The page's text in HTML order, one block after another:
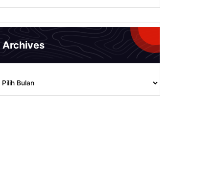
Archives